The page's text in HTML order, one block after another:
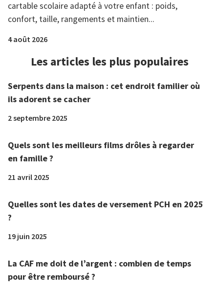
cartable scolaire adapté à votre enfant : poids,
confort, taille, rangements et maintien...
4 août 2026
Les articles les plus populaires
Serpents dans la maison : cet endroit familier où
ils adorent se cacher
2 septembre 2025
Quels sont les meilleurs films drôles à regarder
en famille ?
21 avril 2025
Quelles sont les dates de versement PCH en 2025
?
19 juin 2025
La CAF me doit de l’argent : combien de temps
pour être remboursé ?